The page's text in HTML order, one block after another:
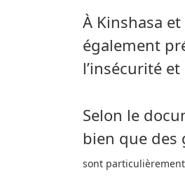
À Kinshasa
également
l’insécurité
Selon le
bien que des
sont